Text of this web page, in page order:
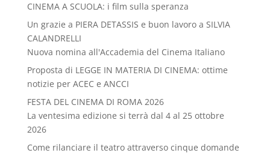
CINEMA A SCUOLA: i film sulla speranza
Un grazie a PIERA DETASSIS e buon lavoro a SILVIA
CALANDRELLI
Nuova nomina all'Accademia del Cinema Italiano
Proposta di LEGGE IN MATERIA DI CINEMA: ottime
notizie per ACEC e ANCCI
FESTA DEL CINEMA DI ROMA 2026
La ventesima edizione si terrà dal 4 al 25 ottobre
2026
Come rilanciare il teatro attraverso cinque domande